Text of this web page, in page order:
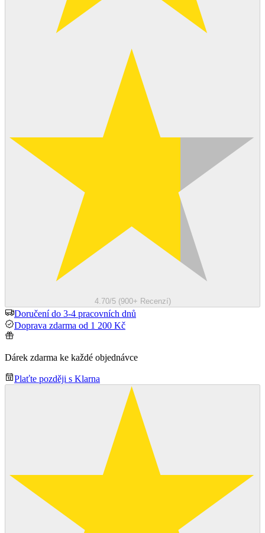
4.70/5 (900+ Recenzí)
Doručení do 3-4 pracovních dnů
Doprava zdarma od 1 200 Kč
Dárek zdarma ke každé objednávce
Plaťte později s Klarna